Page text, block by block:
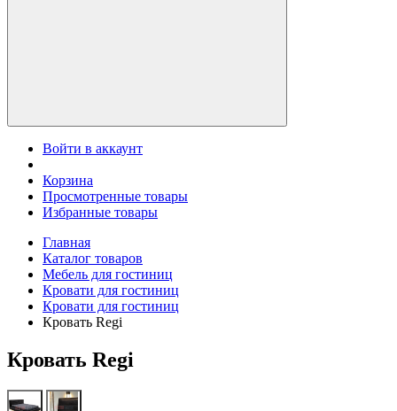
Войти в аккаунт
Корзина
Просмотренные товары
Избранные товары
Главная
Каталог товаров
Мебель для гостиниц
Кровати для гостиниц
Кровати для гостиниц
Кровать Regi
Кровать Regi